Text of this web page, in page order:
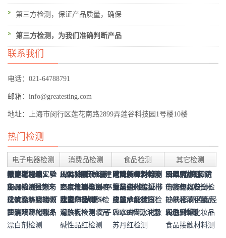
第三方检测，保证产品质量，确保
第三方检测，为我们准确判断产品
联系我们
电话：021-64788791
邮箱：info@greatesting.com
地址：上海市闵行区莲花南路2899弄莲谷科技园1号楼10楼
热门检测
电子电器检测 消费品检测 食品检测
其它检测
俄罗斯RoHS-
EAEU TR
037/2016
RoHS报告检测
机构选对不选贵
欧盟RoHS检测
报告价格
RoHS认证知识
点干货集中营
RoHS2.0强势来
袭
卤素检测与RoHS
检测
德国GS检测
LED灯具检测
EN60598 LED灯
串检测
欧盟CE认证 中国RoHS检测
PAHs多环芳香烃
检测
四溴双酚A测试
电路板检测:离子
污染测试
WEEE检测注册 RoHS检测
欧盟化妆品安全
报告CPSR | EU
Cosmetic Product
Safety Report
(CPSR)
EAC认证(CU-
TR认证)海关联
盟证书
可降解塑料检测 口罩/防护服/防
护面罩/医用手
套/消毒液检测
加州65
EVA地垫检测-甲
酰胺
亚马逊CPC证书 ISO5912关于帐
篷的防风及稳定
性能测试
化妆品防腐功效
测试-微生物抗菌
防腐挑战测试
儿童产品CPSC
第三方检测要求
儿童产品美国
CPSC检测
护肤乳液化妆品
检测GB/T29665-
2013
护肤啫喱化妆品
检测QB/T2874-
润肤乳液化妆品
检测QBT2286-
香水古龙水化妆
品检测标准
润肤膏霜化妆品
检测标准
毒腐竹检测
肉类检测及肉制
品检测
增塑剂检测与测
试
罂粟壳检测
药品检测
三聚氰胺检测 食品包材检测
仿瓷餐具安全检
测
反式脂肪酸检测 瘦肉精检测
皮革水解蛋白检
测
过氧化苯甲酰
BPO检测
亚硝酸盐检测 对位红检测
LFGB检测：德
国lfgb食品级测
发色剂检测
漂白剂检测
碱性品红检测 苏丹红检测
食品接触材料测
报建工程竣工验
收及建材燃烧性
能检测
消防验收-上海建
材阻燃等级检测
建筑装饰材料及
制品燃烧性能分
级GB8624-2012
钢结构检测
空调系统检测与
通风检测
照度与功率密度
检测
建筑用人造板材
检测
电线电缆检测
建筑涂料检测
建筑节能材料检
测
建筑节能检测：
外墙保温系统检
验